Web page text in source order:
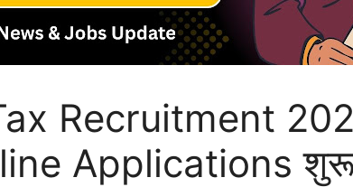
Recruitment
Applications